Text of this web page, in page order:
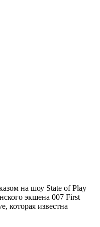
на шоу State of Play
экшена 007 First
которая известна